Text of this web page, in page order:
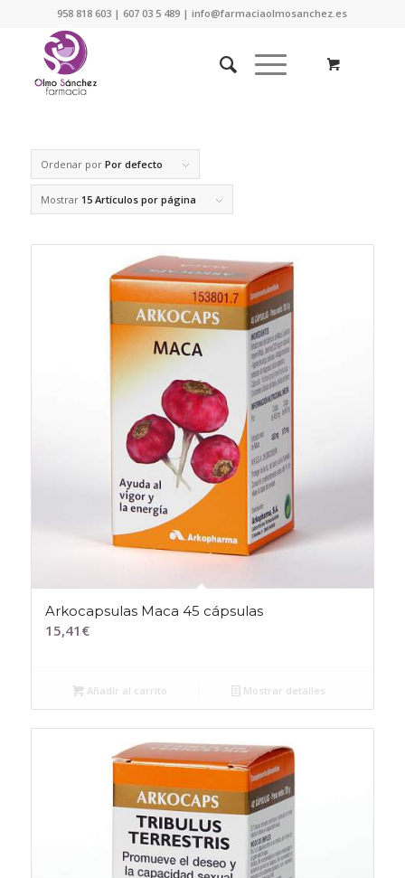
958 818 603 | 607 03 5 489 | info@farmaciaolmosanchez.es
Ordenar por Por defecto
Mostrar 15 Artículos por página
Arkocapsulas Maca 45 cápsulas
15,41 €
Añadir al carrito Mostrar detalles